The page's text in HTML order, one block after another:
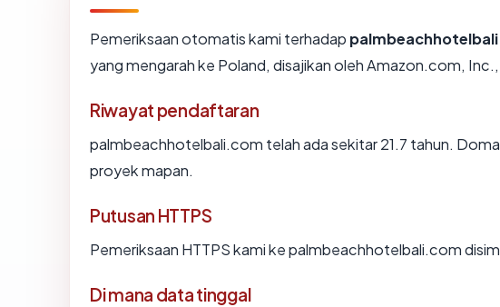
Pemeriksaan otomatis kami terhadap
yang mengarah ke Poland, disajikan oleh Amazon.com,
Riwayat pendaftaran
palmbeachhotelbali.com telah ada sekitar 21.7 tahun.
proyek mapan.
Putusan HTTPS
Pemeriksaan HTTPS kami ke palmbeachhotelbali.com
Di mana data tinggal